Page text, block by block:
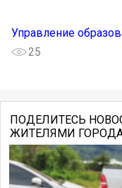
Управление
25
ПОДЕЛИТЕСЬ
ЖИТЕЛЯМИ